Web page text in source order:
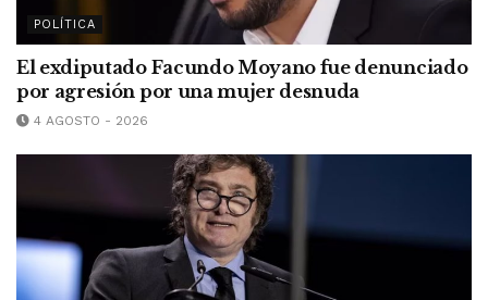
POLÍTICA
El exdiputado Facundo Moyano fue denunciado
por agresión por una mujer desnuda
4 AGOSTO - 2026